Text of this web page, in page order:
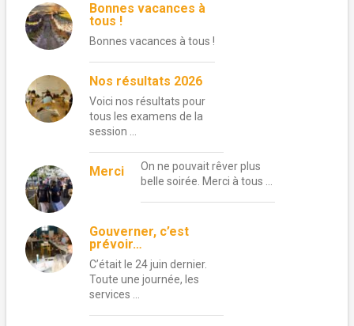
Bonnes vacances à
tous !
Bonnes vacances à tous !
Nos résultats 2026
Voici nos résultats pour
tous les examens de la
session …
Merci
On ne pouvait rêver plus
belle soirée. Merci à tous …
Gouverner, c’est
prévoir…
C’était le 24 juin dernier.
Toute une journée, les
services …